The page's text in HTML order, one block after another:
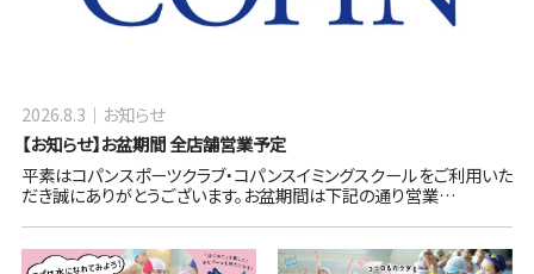
【お知らせ】お盆期間 全店舗営業予定
2026.8.3 お知らせ
平素はコパンスポーツクラブ・コパンスイミングスクールをご利用いた
だき誠にありがとうございます。お盆期間は下記の通り営業…